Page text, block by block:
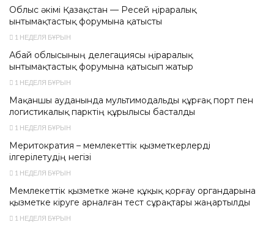
Облыс әкімі Қазақстан — Ресей өңіраралық
ынтымақтастық форумына қатысты
1 НЕДЕЛЯ БҰРЫН
Абай облысының делегациясы өңіраралық
ынтымақтастық форумына қатысып жатыр
1 НЕДЕЛЯ БҰРЫН
Мақаншы ауданында мультимодальды құрғақ порт пен
логистикалық парктің құрылысы басталды
1 НЕДЕЛЯ БҰРЫН
Меритократия – мемлекеттік қызметкерлерді
ілгерілетудің негізі
1 НЕДЕЛЯ БҰРЫН
Мемлекеттік қызметке және құқық қорғау органдарына
қызметке кіруге арналған тест сұрақтары жаңартылды
1 НЕДЕЛЯ БҰРЫН